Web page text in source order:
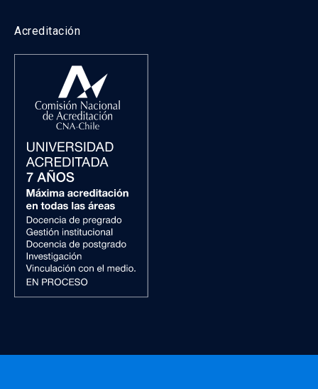
Acreditación